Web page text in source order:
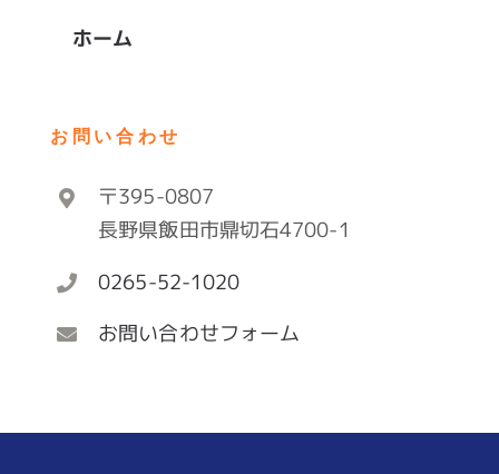
ホーム
お問い合わせ
〒395-0807
長野県飯田市鼎切石4700-1
0265-52-1020
お問い合わせフォーム